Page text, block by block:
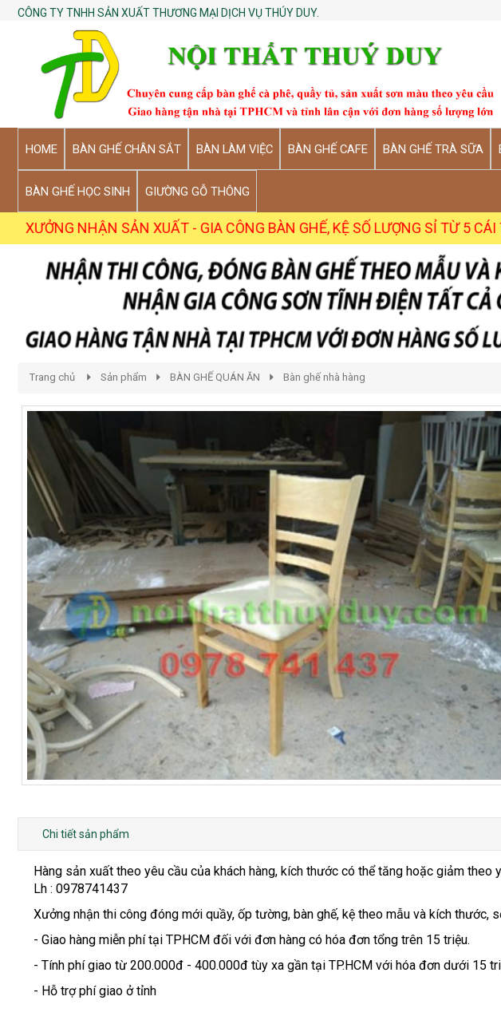
CÔNG TY TNHH SẢN XUẤT THƯƠNG MẠI DỊCH VỤ THÚY DUY.
HOME BÀN GHẾ CHÂN SẮT BÀN LÀM VIỆC BÀN GHẾ CAFE BÀN GHẾ TRÀ SỮA
BÀN GHẾ HỌC SINH GIƯỜNG GỖ THÔNG
SẢN XUẤT - GIA CÔNG BÀN GHẾ, KỆ SỐ LƯỢNG SỈ TỪ 5 CÁI TRỞ LÊN (
Trang chủ Sản phẩm BÀN GHẾ QUÁN ĂN Bàn ghế nhà hàng
Chi tiết sản phẩm
Hàng sản xuất theo yêu cầu của khách hàng, kích thước có thể tăng hoặc giảm theo
Lh : 0978741437
Xưởng nhận thi công đóng mới quầy, ốp tường, bàn ghế, kệ theo mẫu và kích thước,
- Giao hàng miễn phí tại TPHCM đối với đơn hàng có hóa đơn tổng trên 15 triệu.
- Tính phí giao từ 200.000đ - 400.000đ tùy xa gần tại TP.HCM với hóa đơn dưới 15
- Hỗ trợ phí giao ở tỉnh